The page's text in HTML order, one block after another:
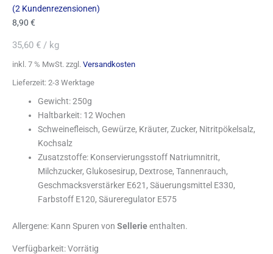
(2 Kundenrezensionen)
8,90 €
35,60 € / kg
inkl. 7 % MwSt. zzgl. Versandkosten
Lieferzeit: 2-3 Werktage
Gewicht: 250g
Haltbarkeit: 12 Wochen
Schweinefleisch, Gewürze, Kräuter, Zucker, Nitritpökelsalz,
Kochsalz
Zusatzstoffe: Konservierungsstoff Natriumnitrit,
Milchzucker, Glukosesirup, Dextrose, Tannenrauch,
Geschmacksverstärker E621, Säuerungsmittel E330,
Farbstoff E120, Säureregulator E575
Allergene: Kann Spuren von Sellerieenthalten.
Verfügbarkeit:Vorrätig